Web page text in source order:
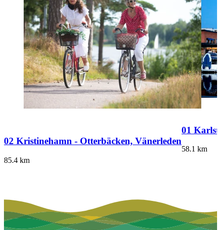
02 Kristinehamn - Otterbäcken, Vänerleden
85.4 km
01
58.1 km